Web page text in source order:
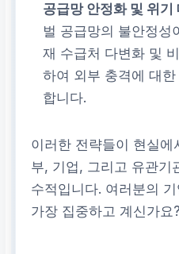
공급망 안정화 및 위기
벌 공급망의 불안정성
재 수급처 다변화 및
하여 외부 충격에 대
합니다.
이러한 전략들이 현실
부, 기업, 그리고 유관기
수적입니다. 여러분의
가장 집중하고 계신가요?